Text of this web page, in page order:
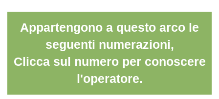
Appartengono a questo arco le
seguenti numerazioni,
Clicca sul numero per conoscere
l'operatore.